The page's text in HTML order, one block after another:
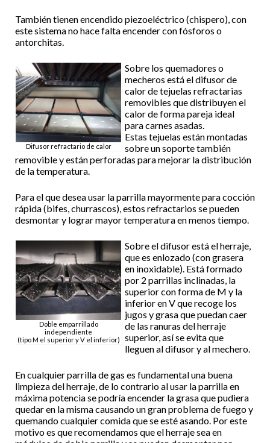
También tienen encendido piezoeléctrico (chispero), con
este sistema no hace falta encender con fósforos o
antorchitas.
Difusor refractario de calor
Sobre los quemadores o
mecheros está el difusor de
calor de tejuelas refractarias
removibles que distribuyen el
calor de forma pareja ideal
para carnes asadas.
Estas tejuelas están montadas
sobre un soporte también
removible y están perforadas para mejorar la distribución
de la temperatura.
Para el que desea usar la parrilla mayormente para cocción
rápida (bifes, churrascos), estos refractarios se pueden
desmontar y lograr mayor temperatura en menos tiempo.
Doble emparrillado
independiente
(tipo M el superior y V el inferior)
Sobre el difusor está el herraje,
que es enlozado (con grasera
en inoxidable). Está formado
por 2 parrillas inclinadas, la
superior con forma de M y la
inferior en V que recoge los
jugos y grasa que puedan caer
de las ranuras del herraje
superior, así se evita que
lleguen al difusor y al mechero.
En cualquier parrilla de gas es fundamental una buena
limpieza del herraje, de lo contrario al usar la parrilla en
máxima potencia se podría encender la grasa que pudiera
quedar en la misma causando un gran problema de fuego y
quemando cualquier comida que se esté asando. Por este
motivo es que recomendamos que el herraje sea en